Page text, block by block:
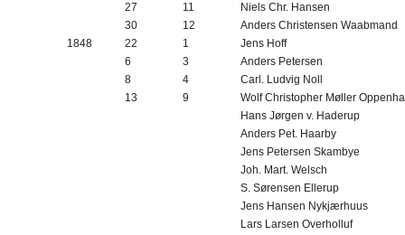
27
11
Niels Chr. Hansen
30
12
Anders Christensen Waabmand
1848
22 1
Jens Hoff
6
3
Anders Petersen
8
4
Carl. Ludvig Noll
13
9
Wolf Christopher Møller
Hans Jørgen v. Haderup
Anders Pet. Haarby
Jens Petersen Skambye
Joh. Mart. Welsch
S. Sørensen Ellerup
Jens Hansen Nykjærhuus
Lars Larsen Overholluf